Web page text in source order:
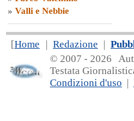
» Valli e Nebbie
[Home | Redazione |
© 2007 - 2026
Testata
Condizioni d'uso |